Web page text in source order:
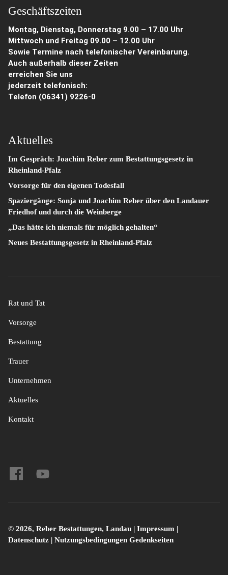
Geschäftszeiten
Montag, Dienstag, Donnerstag 9.00 – 17.00 Uhr
Mittwoch und Freitag 09.00 – 12.00 Uhr
Sowie Termine nach telefonischer Vereinbarung.
Auch außerhalb dieser Zeiten
erreichen Sie uns
jederzeit telefonisch:
Telefon (06341) 9226-0
Aktuelles
Im Gespräch: Joachim Reber zum Bestattungsgesetz in
Rheinland-Pfalz
Vorsorge für den eigenen Todesfall
Spaziergänge: Sonja und Joachim Reber über den Landauer
Friedhof und durch die Weinberge
„Das hätte ich niemals für möglich gehalten“
Neues Bestattungsgesetz in Rheinland-Pfalz
Rat und Tat
Vorsorge
Bestattung
Trauer
Unternehmen
Aktuelles
Kontakt
© 2026, Reber Bestattungen, Landau | Impressum |
Datenschutz | Nutzungsbedingungen Gedenkseiten